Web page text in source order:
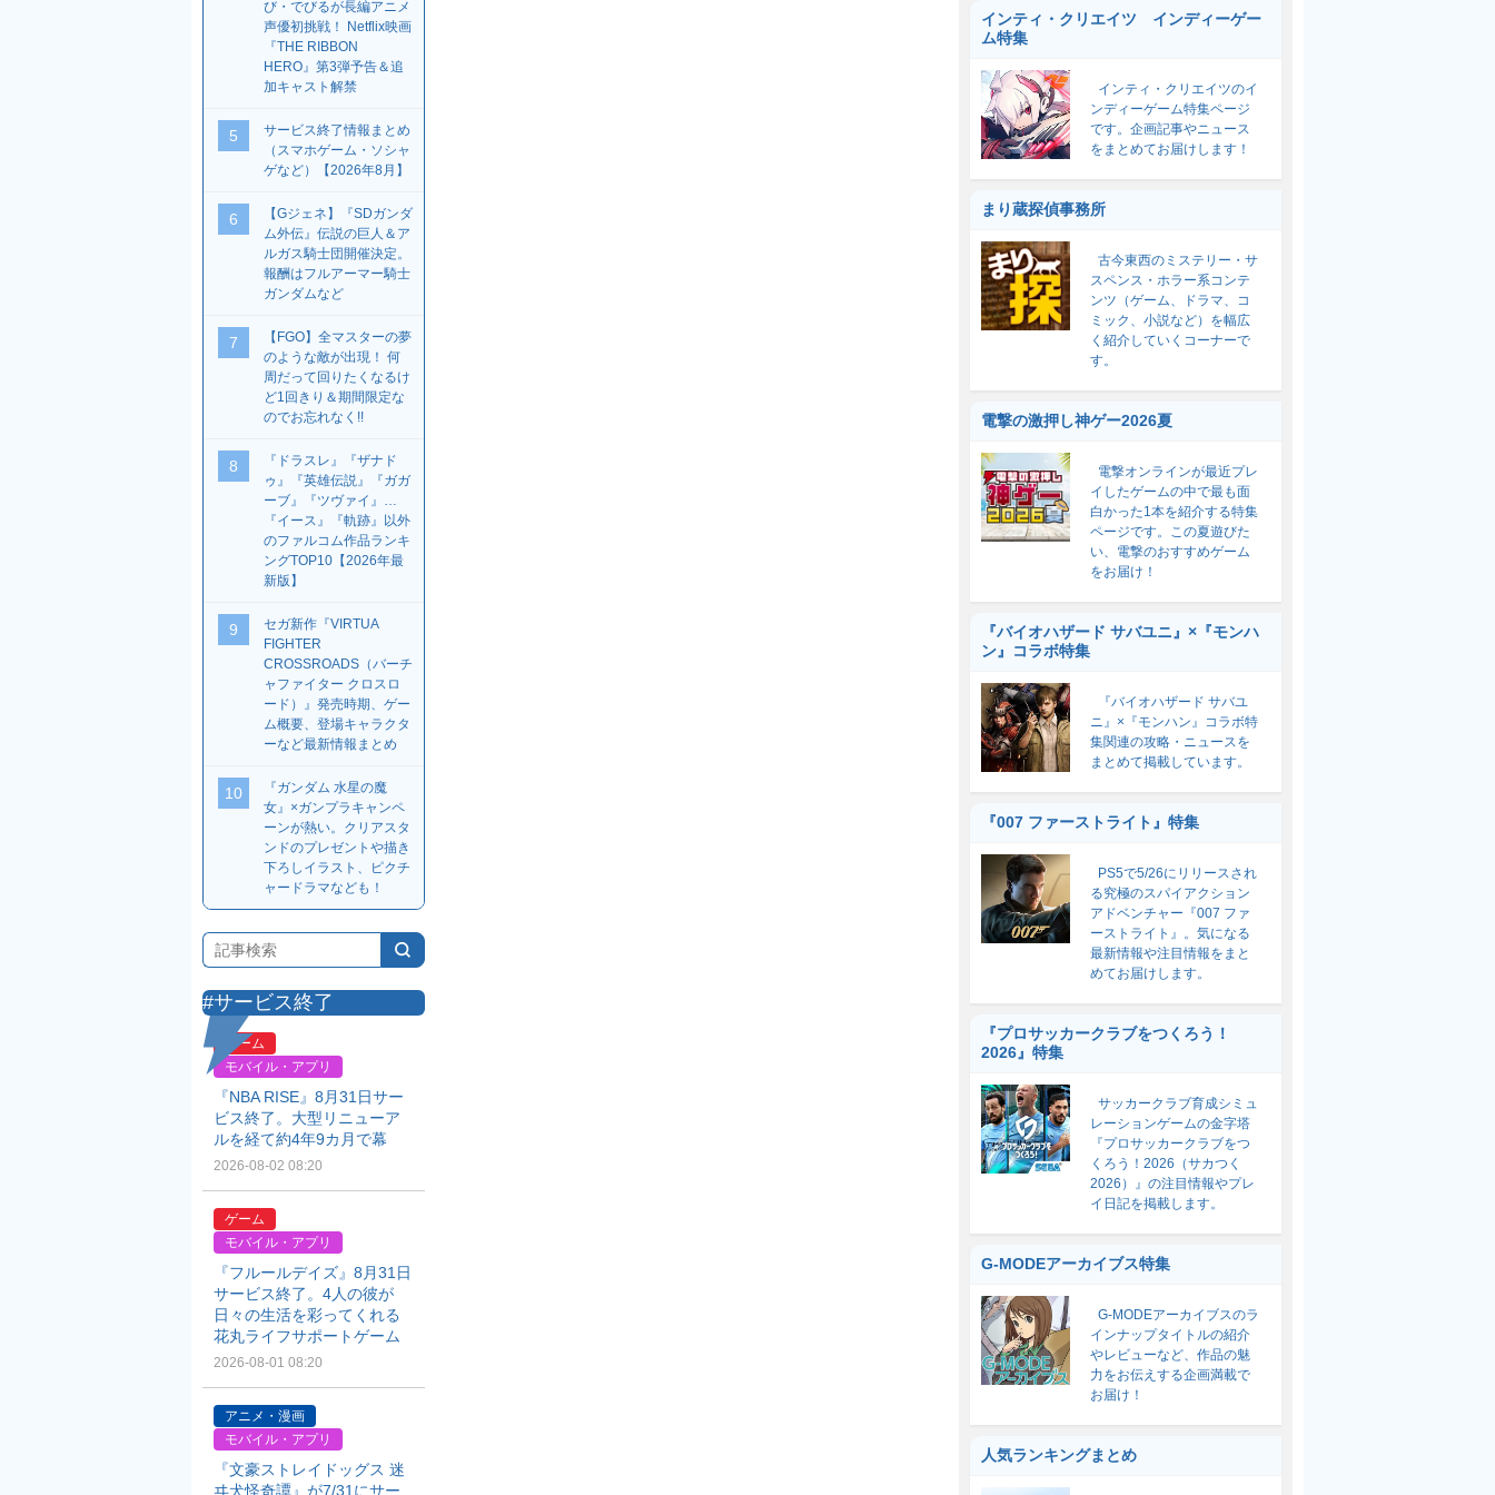
び・でびるが長編アニメ
声優初挑戦！ Netflix映画
『THE RIBBON
HERO』第3弾予告＆追
加キャスト解禁
5
サービス終了情報まとめ
（スマホゲーム・ソシャ
ゲなど）【2026年8月】
6
【Gジェネ】『SDガンダ
ム外伝』伝説の巨人＆ア
ルガス騎士団開催決定。
報酬はフルアーマー騎士
ガンダムなど
7
【FGO】全マスターの夢
のような敵が出現！ 何
周だって回りたくなるけ
ど1回きり＆期間限定な
のでお忘れなく!!
8
『ドラスレ』『ザナド
ゥ』『英雄伝説』『ガガ
ーブ』『ツヴァイ』…
『イース』『軌跡』以外
のファルコム作品ランキ
ングTOP10【2026年最
新版】
9
セガ新作『VIRTUA
FIGHTER
CROSSROADS（バーチ
ャファイター クロスロ
ード）』発売時期、ゲー
ム概要、登場キャラクタ
ーなど最新情報まとめ
10
『ガンダム 水星の魔
女』×ガンプラキャンペ
ーンが熱い。クリアスタ
ンドのプレゼントや描き
下ろしイラスト、ピクチ
ャードラマなども！
#サービス終了
ゲーム
モバイル・アプリ
『NBA RISE』8月31日サー
ビス終了。大型リニューア
ルを経て約4年9カ月で幕
2026-08-02 08:20
ゲーム
モバイル・アプリ
『フルールデイズ』8月31日
サービス終了。4人の彼が
日々の生活を彩ってくれる
花丸ライフサポートゲーム
2026-08-01 08:20
アニメ・漫画
モバイル・アプリ
『文豪ストレイドッグス 迷
ヰ犬怪奇譚』が7/31にサー
インティ・クリエイツ インディーゲー
ム特集
インティ・クリエイツのイ
ンディーゲーム特集ページ
です。企画記事やニュース
をまとめてお届けします！
まり蔵探偵事務所
古今東西のミステリー・サ
スペンス・ホラー系コンテ
ンツ（ゲーム、ドラマ、コ
ミック、小説など）を幅広
く紹介していくコーナーで
す。
電撃の激押し神ゲー2026夏
電撃オンラインが最近プレ
イしたゲームの中で最も面
白かった1本を紹介する特集
ページです。この夏遊びた
い、電撃のおすすめゲーム
をお届け！
『バイオハザード サバユニ』×『モンハ
ン』コラボ特集
『バイオハザード サバユ
ニ』×『モンハン』コラボ特
集関連の攻略・ニュースを
まとめて掲載しています。
『007 ファーストライト』特集
PS5で5/26にリリースされ
る究極のスパイアクション
アドベンチャー『007 ファ
ーストライト』。気になる
最新情報や注目情報をまと
めてお届けします。
『プロサッカークラブをつくろう！
2026』特集
サッカークラブ育成シミュ
レーションゲームの金字塔
『プロサッカークラブをつ
くろう！2026（サカつく
2026）』の注目情報やプレ
イ日記を掲載します。
G-MODEアーカイブス特集
G-MODEアーカイブスのラ
インナップタイトルの紹介
やレビューなど、作品の魅
力をお伝えする企画満載で
お届け！
人気ランキングまとめ